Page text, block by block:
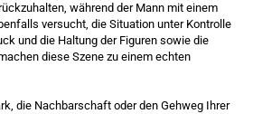
während der Mann mit einem
versucht, die Situation unter Kontrolle
und die Haltung der Figuren sowie die
diese Szene zu einem echten
die Nachbarschaft oder den Gehweg Ihrer